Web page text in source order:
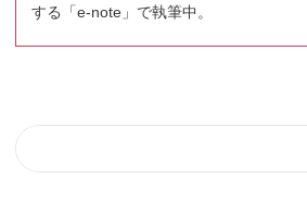
する「e-note」で執筆中。